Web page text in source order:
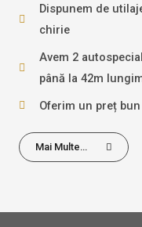
Dispunem de
chirie
Avem 2
până la 42m
Oferim un preț
Mai Multe...